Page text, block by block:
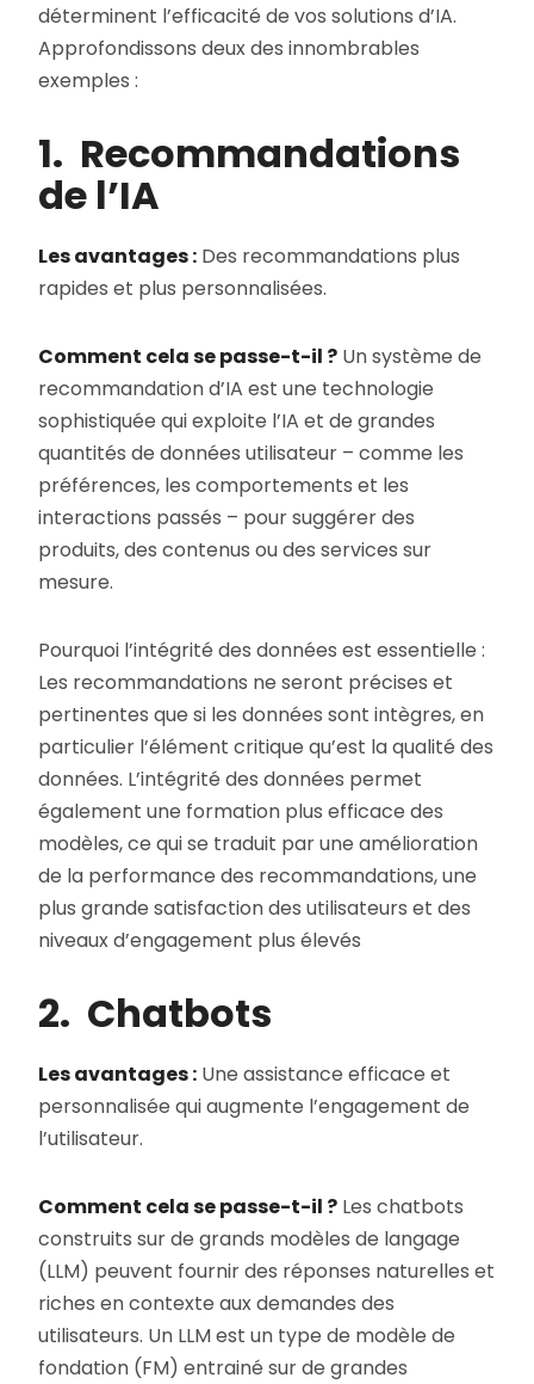
déterminent l’efficacité de vos solutions d’IA.
Approfondissons deux des innombrables
exemples :
1. Recommandations
de l’IA
Les avantages : Des recommandations plus
rapides et plus personnalisées.
Comment cela se passe-t-il ? Un système de
recommandation d’IA est une technologie
sophistiquée qui exploite l’IA et de grandes
quantités de données utilisateur – comme les
préférences, les comportements et les
interactions passés – pour suggérer des
produits, des contenus ou des services sur
mesure.
Pourquoi l’intégrité des données est essentielle :
Les recommandations ne seront précises et
pertinentes que si les données sont intègres, en
particulier l’élément critique qu’est la qualité des
données. L’intégrité des données permet
également une formation plus efficace des
modèles, ce qui se traduit par une amélioration
de la performance des recommandations, une
plus grande satisfaction des utilisateurs et des
niveaux d’engagement plus élevés
2. Chatbots
Les avantages : Une assistance efficace et
personnalisée qui augmente l’engagement de
l’utilisateur.
Comment cela se passe-t-il ? Les chatbots
construits sur de grands modèles de langage
(LLM) peuvent fournir des réponses naturelles et
riches en contexte aux demandes des
utilisateurs. Un LLM est un type de modèle de
fondation (FM) entrainé sur de grandes